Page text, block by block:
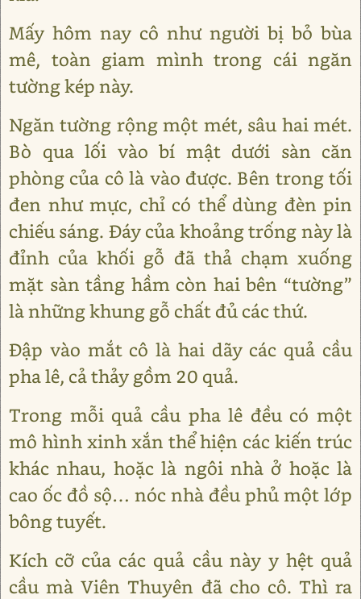
Mấy hôm nay cô như người bị bỏ bùa
mê, toàn giam mình trong cái ngăn
tường kép này.
Ngăn tường rộng một mét, sâu hai mét.
Bò qua lối vào bí mật dưới sàn căn
phòng của cô là vào được. Bên trong tối
đen như mực, chỉ có thể dùng đèn pin
chiếu sáng. Đáy của khoảng trống này là
đỉnh của khối gỗ đã thả chạm xuống
mặt sàn tầng hầm còn hai bên “tường”
là những khung gỗ chất đủ các thứ.
Đập vào mắt cô là hai dãy các quả cầu
pha lê, cả thảy gồm 20 quả.
Trong mỗi quả cầu pha lê đều có một
mô hình xinh xắn thể hiện các kiến trúc
khác nhau, hoặc là ngôi nhà ở hoặc là
cao ốc đồ sộ… nóc nhà đều phủ một lớp
bông tuyết.
Kích cỡ của các quả cầu này y hệt quả
cầu mà Viên Thuyên đã cho cô. Thì ra